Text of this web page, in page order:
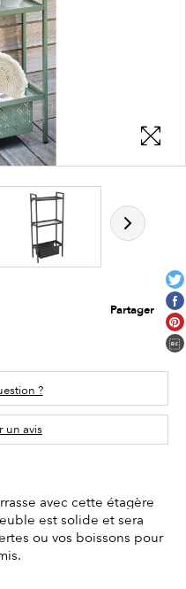
Partager
?
un avis
avec cette étagère
est solide et sera
ou vos boissons pour